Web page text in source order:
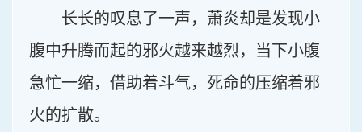
长长的叹息了一声，萧炎却是发现小
腹中升腾而起的邪火越来越烈，当下小腹
急忙一缩，借助着斗气，死命的压缩着邪
火的扩散。